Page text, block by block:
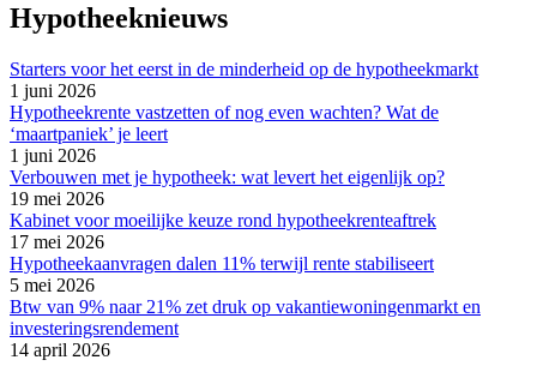
Hypotheeknieuws
Starters voor het eerst in de minderheid op de hypotheekmarkt
1 juni 2026
Hypotheekrente vastzetten of nog even wachten? Wat de
‘maartpaniek’ je leert
1 juni 2026
Verbouwen met je hypotheek: wat levert het eigenlijk op?
19 mei 2026
Kabinet voor moeilijke keuze rond hypotheekrenteaftrek
17 mei 2026
Hypotheekaanvragen dalen 11% terwijl rente stabiliseert
5 mei 2026
Btw van 9% naar 21% zet druk op vakantiewoningenmarkt en
investeringsrendement
14 april 2026